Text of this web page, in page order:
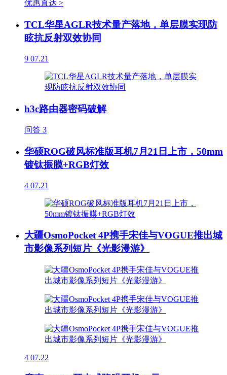
优惠直达 >
TCL华星AGLR技术量产落地，单层膜实现防
眩抗反射双效协同
9 07.21
h3c路由器密码破解
问答 3
华硕ROG破风标准版耳机7月21日上市，50mm
镀钛振膜+RGB灯效
4 07.21
大疆OsmoPocket 4P携手宋佳与VOGUE推出城
市影像系列短片《光影漫游》
4 07.22